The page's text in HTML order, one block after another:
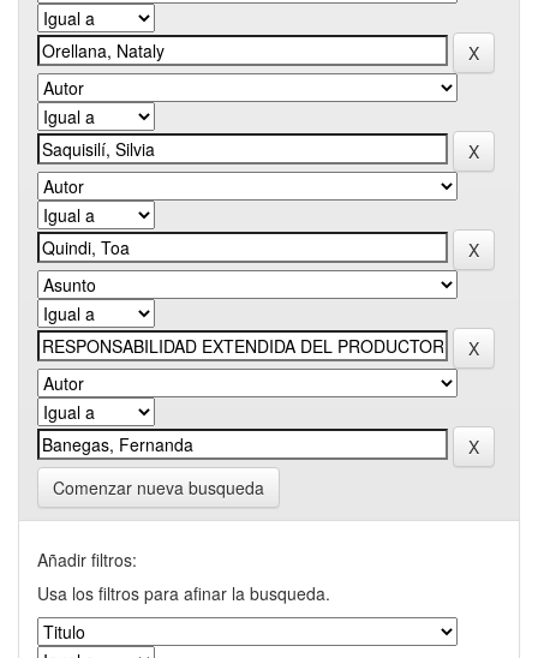
Comenzar nueva busqueda
Añadir filtros:
Usa los filtros para afinar la busqueda.